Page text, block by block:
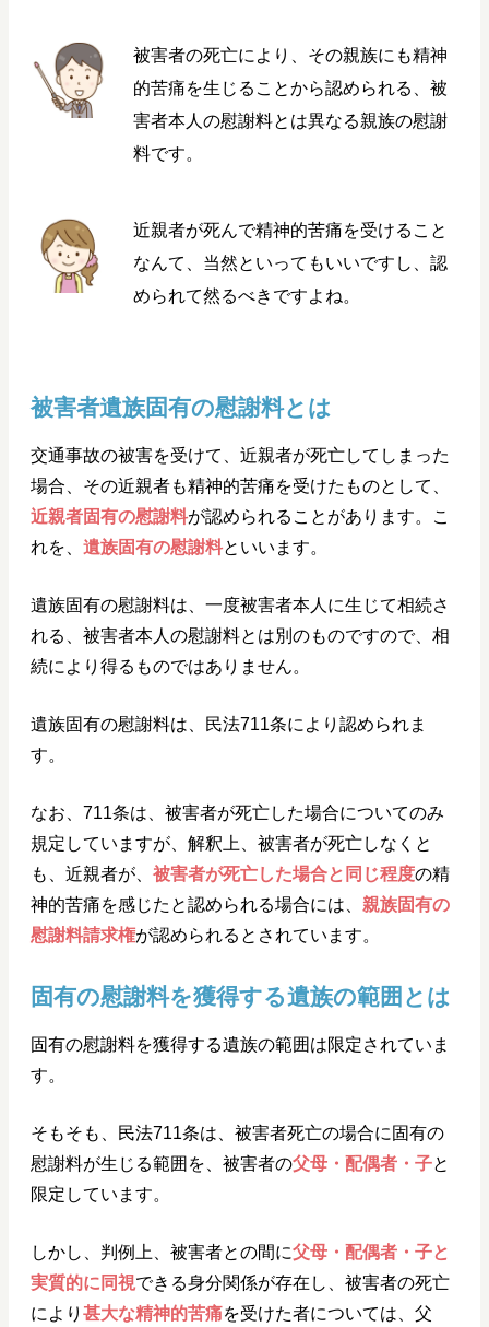
被害者の死亡により、その親族にも精神
的苦痛を生じることから認められる、被
害者本人の慰謝料とは異なる親族の慰謝
料です。
近親者が死んで精神的苦痛を受けること
なんて、当然といってもいいですし、認
められて然るべきですよね。
被害者遺族固有の慰謝料とは
交通事故の被害を受けて、近親者が死亡してしまった
場合、その近親者も精神的苦痛を受けたものとして、
近親者固有の慰謝料が認められることがあります。こ
れを、 遺族固有の慰謝料といいます。
遺族固有の慰謝料は、一度被害者本人に生じて相続さ
れる、被害者本人の慰謝料とは別のものですので、相
続により得るものではありません。
遺族固有の慰謝料は、民法711条により認められま
す。
なお、711条は、被害者が死亡した場合についてのみ
規定していますが、解釈上、被害者が死亡しなくと
も、近親者が、 被害者が死亡した場合と同じ程度の精
神的苦痛を感じたと認められる場合には、 親族固有の
慰謝料請求権が認められるとされています。
固有の慰謝料を獲得する遺族の範囲とは
固有の慰謝料を獲得する遺族の範囲は限定されていま
す。
そもそも、民法711条は、被害者死亡の場合に固有の
慰謝料が生じる範囲を、被害者の父母・配偶者・子と
限定しています。
しかし、判例上、被害者との間に父母・配偶者・子と
実質的に同視できる身分関係が存在し、被害者の死亡
により 甚大な精神的苦痛を受けた者については、父